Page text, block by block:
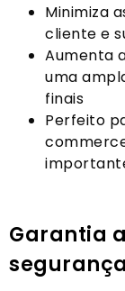
Minimiza
cliente e
Aumenta
uma
finais
Perfeito
Garantia